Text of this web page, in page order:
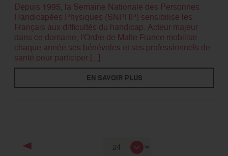
Depuis 1995, la Semaine Nationale des Personnes
Handicapées Physiques (SNPHP) sensibilise les
Français aux difficultés du handicap. Acteur majeur
dans ce domaine, l'Ordre de Malte France mobilise
chaque année ses bénévoles et ses professionnels de
santé pour participer [...]
EN SAVOIR PLUS